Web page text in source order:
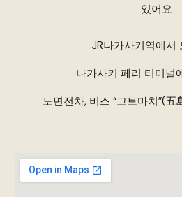
있어요
JR나가사키역에서
나가사키 페리 터미널
노면전차, 버스 “고토마치”(